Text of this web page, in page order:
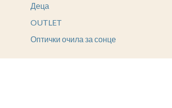
Деца
OUTLET
Оптички очила за сонце